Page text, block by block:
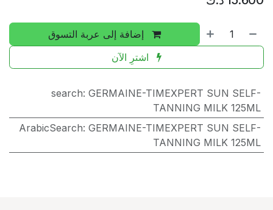
إضافة إلى عربة التسوق
اشترِ الآن
search:GERMAINE-TIMEXPERT SUN SELF-
TANNING MILK 125ML
ArabicSearch:GERMAINE-TIMEXPERT SUN SELF-
TANNING MILK 125ML